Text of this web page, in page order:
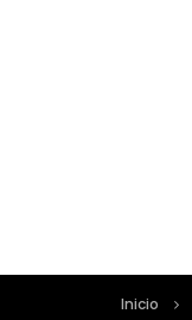
Inicio